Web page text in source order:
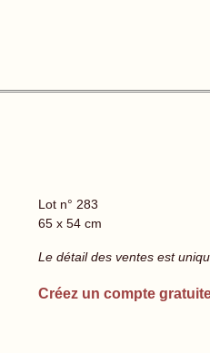
Lot n° 283
65 x 54 cm
Le détail des ventes est
Créez un compte